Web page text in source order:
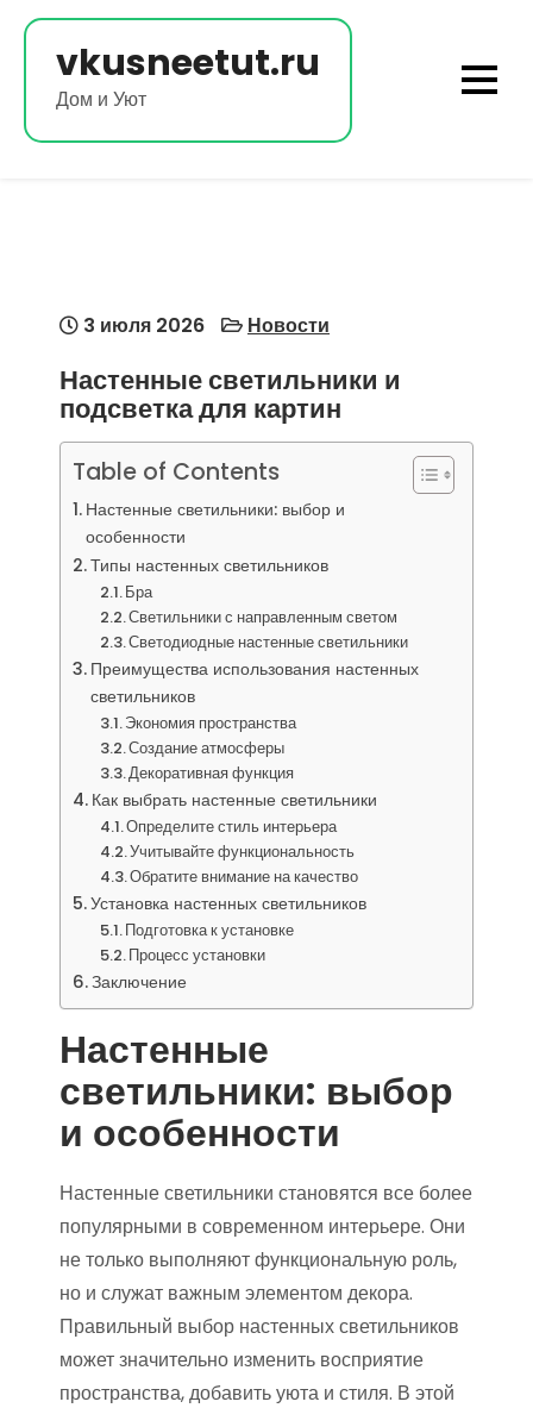
Перейти
содержимому
vkusneetut.ru
Дом и Уют
3 июля 2026 Новости
Настенные светильники и
подсветка для картин
Table of Contents
Настенные светильники: выбор и
особенности
Типы настенных светильников
Бра
Светильники с направленным светом
Светодиодные настенные светильники
Преимущества использования настенных
светильников
Экономия пространства
Создание атмосферы
Декоративная функция
Как выбрать настенные светильники
Определите стиль интерьера
Учитывайте функциональность
Обратите внимание на качество
Установка настенных светильников
Подготовка к установке
Процесс установки
Заключение
Настенные
светильники: выбор
и особенности
Настенные светильники становятся все более
популярными в современном интерьере. Они
не только выполняют функциональную роль,
но и служат важным элементом декора.
Правильный выбор настенных светильников
может значительно изменить восприятие
пространства, добавить уюта и стиля. В этой